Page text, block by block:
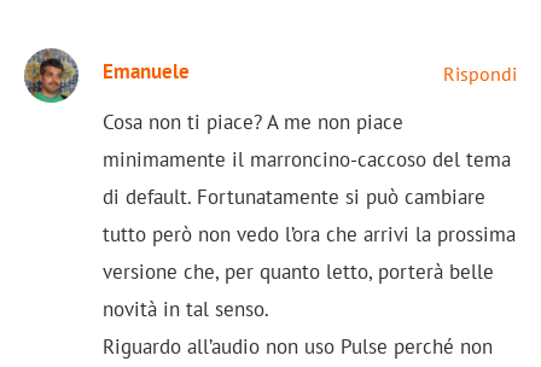
Emanuele Rispondi
Cosa non ti piace? A me non piace
minimamente il marroncino-caccoso del tema
di default. Fortunatamente si può cambiare
tutto però non vedo l’ora che arrivi la prossima
versione che, per quanto letto, porterà belle
novità in tal senso.
Riguardo all’audio non uso Pulse perché non